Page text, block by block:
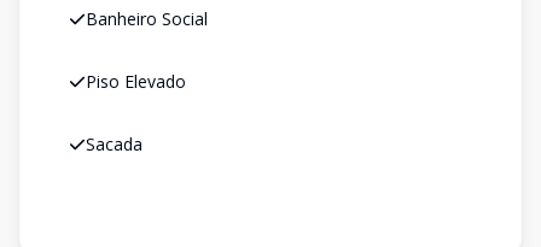
Banheiro Social
Piso Elevado
Sacada